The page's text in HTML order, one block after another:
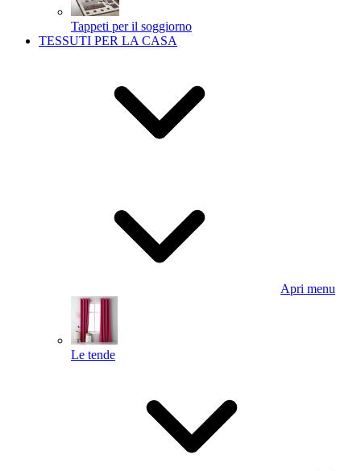
Tappeti per il soggiorno
TESSUTI PER LA CASA
Apri menu
Le tende